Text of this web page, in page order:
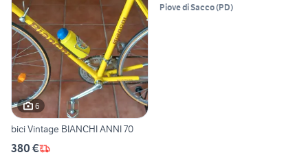
6
bici Vintage BIANCHI ANNI 70
380 €
Piove di Sacco(PD)